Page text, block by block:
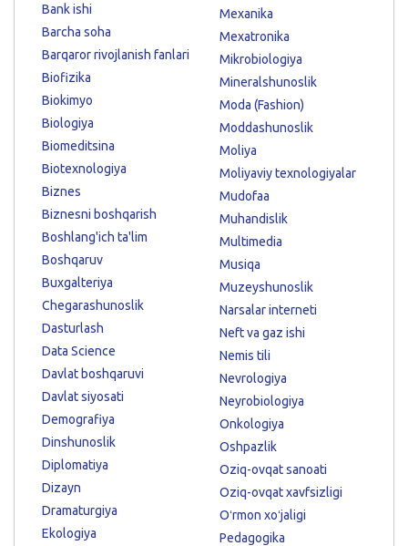
Bank ishi
Barcha soha
Barqaror rivojlanish fanlari
Biofizika
Biokimyo
Biologiya
Biomeditsina
Biotexnologiya
Biznes
Biznesni boshqarish
Boshlang'ich ta'lim
Boshqaruv
Buxgalteriya
Chegarashunoslik
Dasturlash
Data Science
Davlat boshqaruvi
Davlat siyosati
Demografiya
Dinshunoslik
Diplomatiya
Dizayn
Dramaturgiya
Ekologiya
Mexanika
Mexatronika
Mikrobiologiya
Mineralshunoslik
Moda (Fashion)
Moddashunoslik
Moliya
Moliyaviy texnologiyalar
Mudofaa
Muhandislik
Multimedia
Musiqa
Muzeyshunoslik
Narsalar interneti
Neft va gaz ishi
Nemis tili
Nevrologiya
Neyrobiologiya
Onkologiya
Oshpazlik
Oziq-ovqat sanoati
Oziq-ovqat xavfsizligi
Oʻrmon xoʻjaligi
Pedagogika